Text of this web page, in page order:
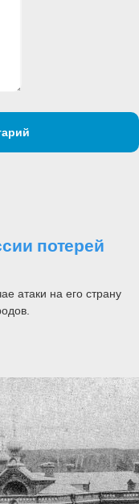
потерей
атаки на его страну